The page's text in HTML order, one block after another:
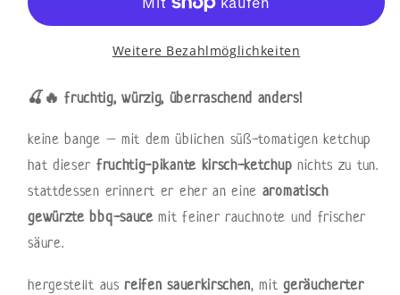
Weitere Bezahlmöglichkeiten
🍒🔥 fruchtig, würzig, überraschend anders!
keine bange – mit dem üblichen süß-tomatigen ketchup
hat dieser fruchtig-pikante kirsch-ketchup nichts zu tun.
stattdessen erinnert er eher an eine aromatisch
gewürzte bbq-saucemit feiner rauchnote und frischer
säure.
hergestellt aus reifen sauerkirschen, mitgeräucherter